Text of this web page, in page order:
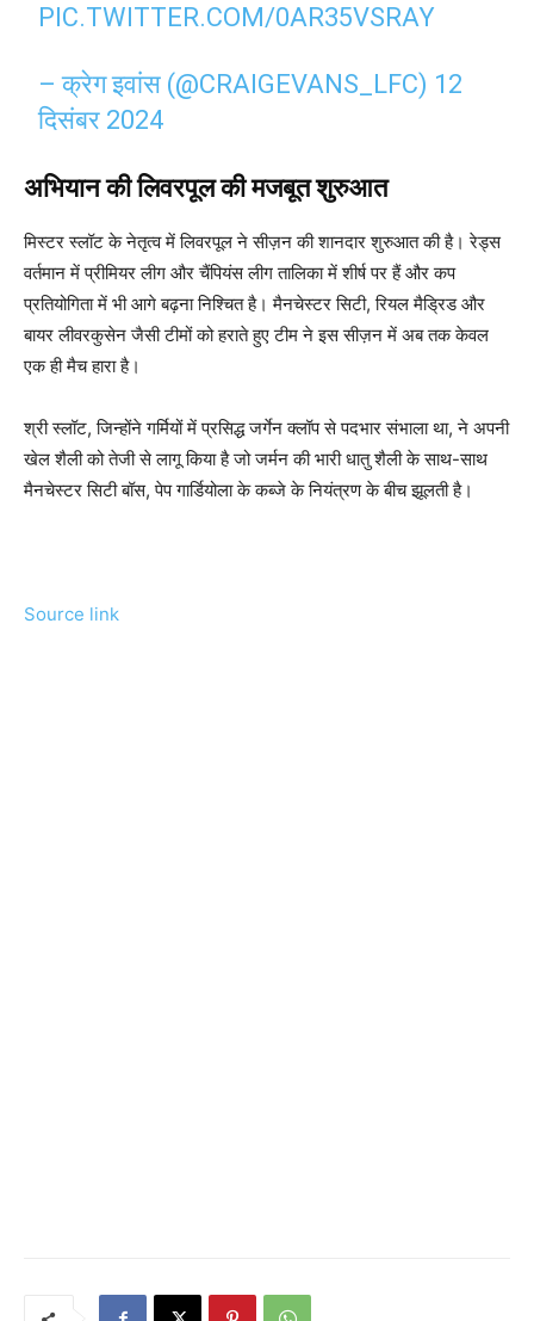
PIC.TWITTER.COM/0AR35VSRAY
– क्रेग इवांस (@CRAIGEVANS_LFC) 12
दिसंबर 2024
अभियान की लिवरपूल की मजबूत शुरुआत
मिस्टर स्लॉट के नेतृत्व में लिवरपूल ने सीज़न की शानदार शुरुआत की है। रेड्स
वर्तमान में प्रीमियर लीग और चैंपियंस लीग तालिका में शीर्ष पर हैं और कप
प्रतियोगिता में भी आगे बढ़ना निश्चित है। मैनचेस्टर सिटी, रियल मैड्रिड और
बायर लीवरकुसेन जैसी टीमों को हराते हुए टीम ने इस सीज़न में अब तक केवल
एक ही मैच हारा है।
श्री स्लॉट, जिन्होंने गर्मियों में प्रसिद्ध जर्गेन क्लॉप से ​​पदभार संभाला था, ने अपनी
खेल शैली को तेजी से लागू किया है जो जर्मन की भारी धातु शैली के साथ-साथ
मैनचेस्टर सिटी बॉस, पेप गार्डियोला के कब्जे के नियंत्रण के बीच झूलती है।
Source link